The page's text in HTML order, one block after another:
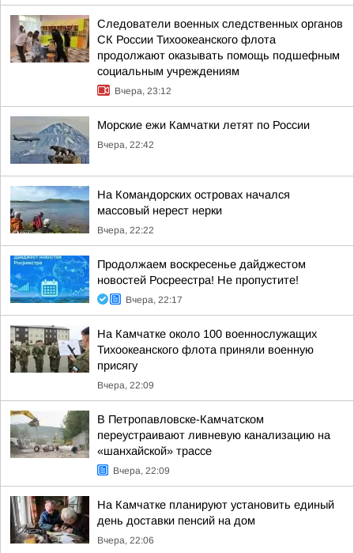
Следователи военных следственных органов
СК России Тихоокеанского флота
продолжают оказывать помощь подшефным
социальным учреждениям
Вчера, 23:12
Морские ежи Камчатки летят по России
Вчера, 22:42
На Командорских островах начался
массовый нерест нерки
Вчера, 22:22
Продолжаем воскресенье дайджестом
новостей Росреестра! Не пропустите!
Вчера, 22:17
На Камчатке около 100 военнослужащих
Тихоокеанского флота приняли военную
присягу
Вчера, 22:09
В Петропавловске-Камчатском
переустраивают ливневую канализацию на
«шанхайской» трассе
Вчера, 22:09
На Камчатке планируют установить единый
день доставки пенсий на дом
Вчера, 22:06